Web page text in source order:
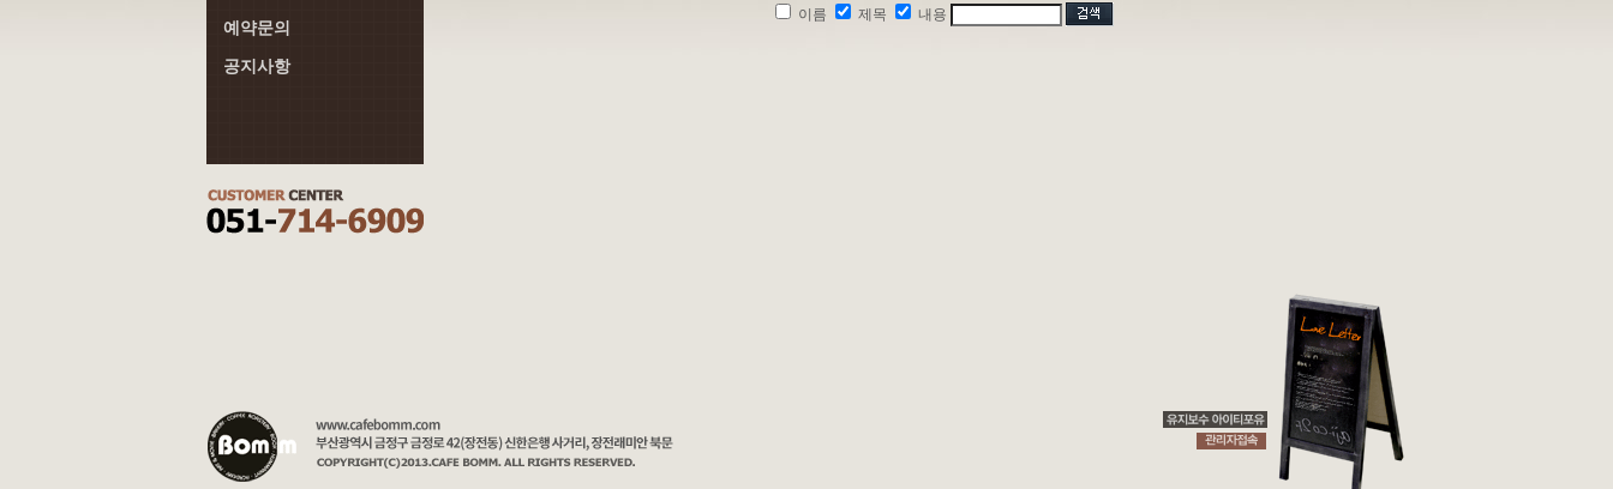
예약문의
공지사항
이름 제목 내용